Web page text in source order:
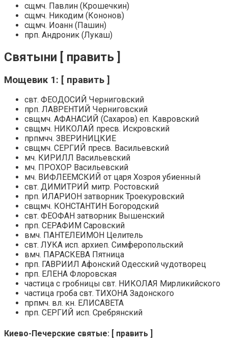
сщмч. Павлин (Крошечкин)
cщмч. Никодим (Кононов)
cщмч. Иоанн (Пашин)
прп. Андроник (Лукаш)
Святыни [ править ]
Мощевик 1: [ править ]
свт. ФЕОДОСИЙ Черниговский
прп. ЛАВРЕНТИЙ Черниговский
свщмч. АФАНАСИЙ (Сахаров) еп. Кавровский
свщмч. НИКОЛАЙ пресв. Искровский
прпмчч. ЗВЕРИНИЦКИЕ
свщмч. СЕРГИЙ пресв. Васильевский
мч. КИРИЛЛ Васильевский
мч. ПРОХОР Васильевский
мч. ВИФЛЕЕМСКИЙ от царя Хозроя убиенный
свт. ДИМИТРИЙ митр. Ростовский
прп. ИЛАРИОН затворник Троекуровский
свщмч. КОНСТАНТИН Богородский
свт. ФЕОФАН затворник Вышенский
прп. СЕРАФИМ Саровский
вмч. ПАНТЕЛЕИМОН Целитель
свт. ЛУКА исп. архиеп. Симферопольский
вмч. ПАРАСКЕВА Пятница
прп. ГАВРИИЛ Афонский Одесский чудотворец
прп. ЕЛЕНА Флоровская
частица с гробницы свт. НИКОЛАЯ Мирликийского
частица гроба свт. ТИХОНА Задонского
прпмч. вл. кн. ЕЛИСАВЕТА
прп. СЕРГИЙ исп. Сребрянский
Киево-Печерские святые: [ править ]